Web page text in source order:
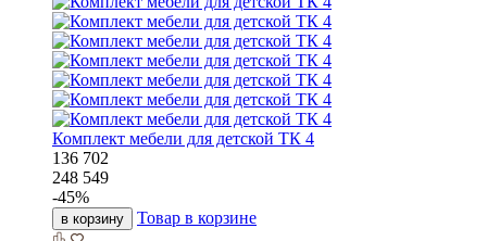
Комплект мебели для детской ТК 4
136 702
248 549
-45%
в корзину Товар в корзине